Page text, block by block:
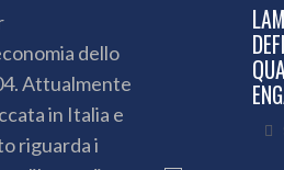
dello
Attualmente
in Italia e
riguarda i